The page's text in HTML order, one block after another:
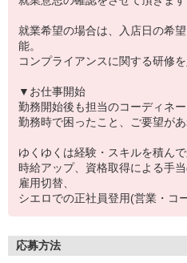
就業希望の場合は、入店日の希
能。
コンプライアンスに関する研修
▼お仕事開始
勤務開始後も担当のコーディネ
勤務時で困ったこと、ご要望が
ゆくゆくは経験・スキルを積ん
時給アップ、資格取得による手
雇用切替、
シエロでの正社員登用(営業・コ
応募方法